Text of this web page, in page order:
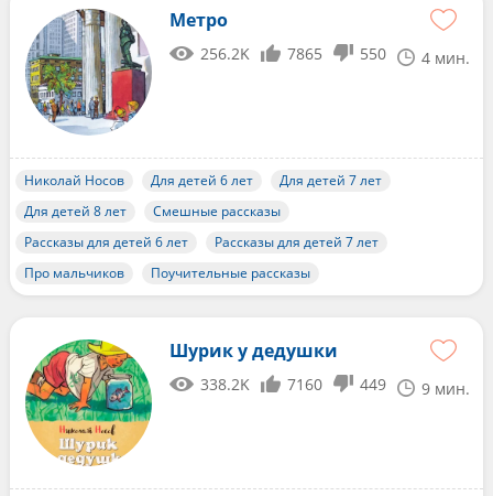
Метро
256.2K 7865 550 4 мин.
Николай Носов Для детей 6 лет
Для детей 7 лет
Для детей 8 лет
Смешные рассказы
Рассказы для детей 6 лет
Рассказы для детей 7 лет
Про мальчиков
Поучительные рассказы
Шурик у дедушки
338.2K 7160 449 9 мин.